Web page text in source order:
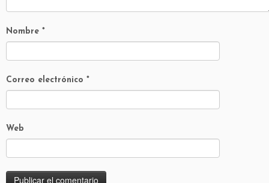
Nombre *
Correo electrónico *
Web